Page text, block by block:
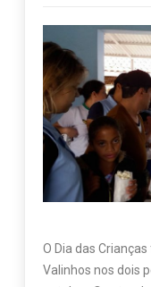
O Dia das
Valinhos nos dois